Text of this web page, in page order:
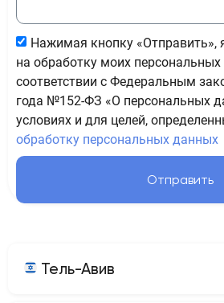
Нажимая кнопку «Отправить»,
на обработку моих
соответствии с Федеральным
года №152-ФЗ «О персональных
условиях и для целей,
обработку персональных данных
Отправить
Тель-Авив